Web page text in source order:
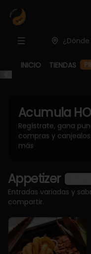
INICIO TIENDAS
Acumula
Regístrate, gana
compras y
más
Appetizer
Entradas variadas y
compartir.